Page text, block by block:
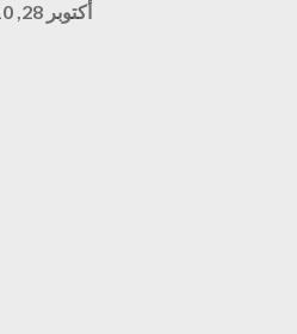
أكتوبر 28, 2010